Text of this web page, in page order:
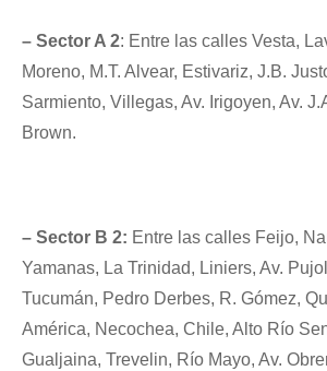
– Sector A 2: Entre las calles Vesta,
Moreno, M.T. Alvear, Estivariz, J.B.
Sarmiento, Villegas, Av. Irigoyen, Av.
Brown.
– Sector B 2: Entre las calles Feijo,
Yamanas, La Trinidad, Liniers, Av.
Tucumán, Pedro Derbes, R. Gómez,
América, Necochea, Chile, Alto Río
Gualjaina, Trevelin, Río Mayo, Av.